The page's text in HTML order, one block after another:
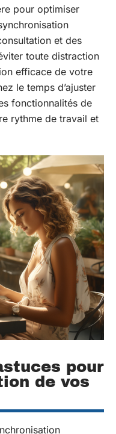
pour optimiser
et des
toute distraction
efficace de votre
le temps d’ajuster
fonctionnalités de
rythme de travail et
pour
de vos